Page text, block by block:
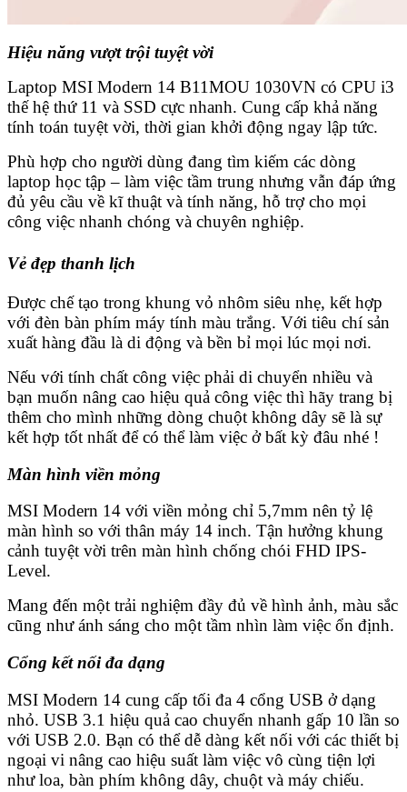
Hiệu năng vượt trội tuyệt vời
Laptop MSI Modern 14 B11MOU 1030VN có CPU i3
thế hệ thứ 11 và SSD cực nhanh. Cung cấp khả năng
tính toán tuyệt vời, thời gian khởi động ngay lập tức.
Phù hợp cho người dùng đang tìm kiếm các dòng
laptop học tập – làm việc tầm trung nhưng vẫn đáp ứng
đủ yêu cầu về kĩ thuật và tính năng, hỗ trợ cho mọi
công việc nhanh chóng và chuyên nghiệp.
Vẻ đẹp thanh lịch
Được chế tạo trong khung vỏ nhôm siêu nhẹ, kết hợp
với đèn bàn phím máy tính màu trắng. Với tiêu chí sản
xuất hàng đầu là di động và bền bỉ mọi lúc mọi nơi.
Nếu với tính chất công việc phải di chuyển nhiều và
bạn muốn nâng cao hiệu quả công việc thì hãy trang bị
thêm cho mình những dòng chuột không dây sẽ là sự
kết hợp tốt nhất để có thể làm việc ở bất kỳ đâu nhé !
Màn hình viền mỏng
MSI Modern 14 với viền mỏng chỉ 5,7mm nên tỷ lệ
màn hình so với thân máy 14 inch. Tận hưởng khung
cảnh tuyệt vời trên màn hình chống chói FHD IPS-
Level.
Mang đến một trải nghiệm đầy đủ về hình ảnh, màu sắc
cũng như ánh sáng cho một tầm nhìn làm việc ổn định.
Cổng kết nối đa dạng
MSI Modern 14 cung cấp tối đa 4 cổng USB ở dạng
nhỏ. USB 3.1 hiệu quả cao chuyển nhanh gấp 10 lần so
với USB 2.0. Bạn có thể dễ dàng kết nối với các thiết bị
ngoại vi nâng cao hiệu suất làm việc vô cùng tiện lợi
như loa, bàn phím không dây, chuột và máy chiếu.